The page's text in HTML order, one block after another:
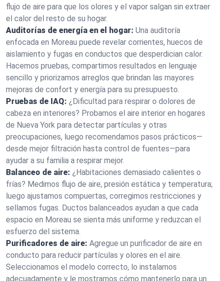
flujo de aire para que los olores y el vapor salgan sin extraer
el calor del resto de su hogar.
Auditorías de energía en el hogar: Una auditoría
enfocada en Moreau puede revelar corrientes, huecos de
aislamiento y fugas en conductos que desperdician calor.
Hacemos pruebas, compartimos resultados en lenguaje
sencillo y priorizamos arreglos que brindan las mayores
mejoras de confort y energía para su presupuesto.
Pruebas de IAQ: ¿Dificultad para respirar o dolores de
cabeza en interiores? Probamos el aire interior en hogares
de Nueva York para detectar partículas y otras
preocupaciones, luego recomendamos pasos prácticos—
desde mejor filtración hasta control de fuentes—para
ayudar a su familia a respirar mejor.
Balanceo de aire: ¿Habitaciones demasiado calientes o
frías? Medimos flujo de aire, presión estática y temperatura;
luego ajustamos compuertas, corregimos restricciones y
sellamos fugas. Ductos balanceados ayudan a que cada
espacio en Moreau se sienta más uniforme y reduzcan el
esfuerzo del sistema.
Purificadores de aire: Agregue un purificador de aire en
conducto para reducir partículas y olores en el aire.
Seleccionamos el modelo correcto, lo instalamos
adecuadamente y le mostramos cómo mantenerlo para un